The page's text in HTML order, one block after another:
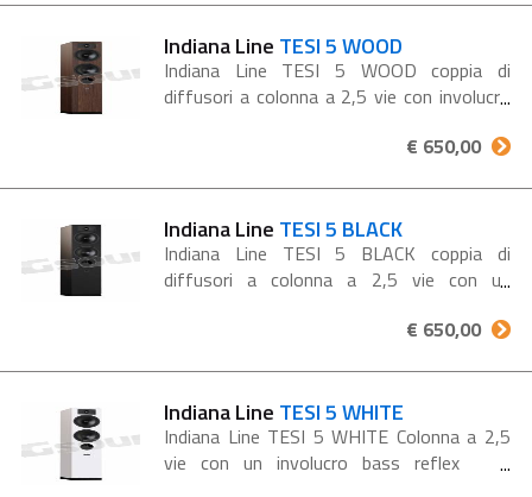
Indiana Line TESI 5 WOOD
Indiana Line TESI 5 WOOD coppia di
diffusori a colonna a 2,5 vie con involucro
rappresenta un'eccellenza nell'equilibrio tra
€ 650,00
Indiana Line TESI 5 BLACK
Indiana Line TESI 5 BLACK coppia di
diffusori a colonna a 2,5 vie con un
Line Tesi 5 rappresenta un'eccellenza
€ 650,00
Indiana Line TESI 5 WHITE
Indiana Line TESI 5 WHITE Colonna a 2,5
vie con un involucro bass reflex Il